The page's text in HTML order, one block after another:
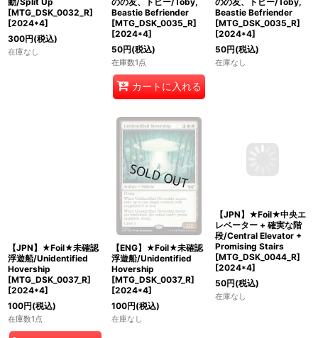
動/Split Up
[MTG_DSK_0032_R]
[2024*4]
300円(税込)
のの友、トビー/Toby,
Beastie Befriender
[MTG_DSK_0035_R]
[2024*4]
50円(税込)
在庫数1点
カートに入れる
のの友、トビー/Toby,
Beastie Befriender
[MTG_DSK_0035_R]
[2024*4]
50円(税込)
【JPN】★Foil★未確認
浮遊船/Unidentified
Hovership
[MTG_DSK_0037_R]
[ 2024*4]
100円(税込)
在庫数1点
【ENG】★Foil★未確認
浮遊船/Unidentified
Hovership
[MTG_DSK_0037_R]
[2024*4]
100円 (税込)
【JPN】★Foil★中央エ
レベーター + 確実な階
段/Central Elevator +
Promising Stairs
[MTG_DSK_0044_R]